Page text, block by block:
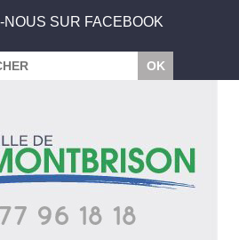
NOUS SUR FACEBOOK